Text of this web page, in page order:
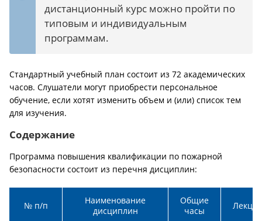
дистанционный курс можно пройти по
типовым и индивидуальным
программам.
Стандартный учебный план состоит из 72 академических
часов. Слушатели могут приобрести персональное
обучение, если хотят изменить объем и (или) список тем
для изучения.
Содержание
Программа повышения квалификации по пожарной
безопасности состоит из перечня дисциплин:
№ п/п
Наименование
дисциплин
Общие
часы